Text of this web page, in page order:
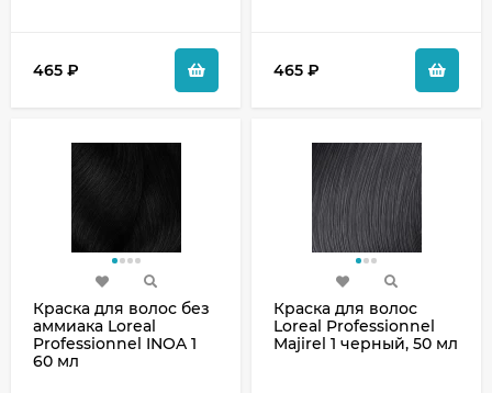
465 ₽ 465 ₽
Краска для волос без
аммиака Loreal
Professionnel INOA 1
60 мл
Краска для волос
Loreal Professionnel
Majirel 1 черный, 50 мл